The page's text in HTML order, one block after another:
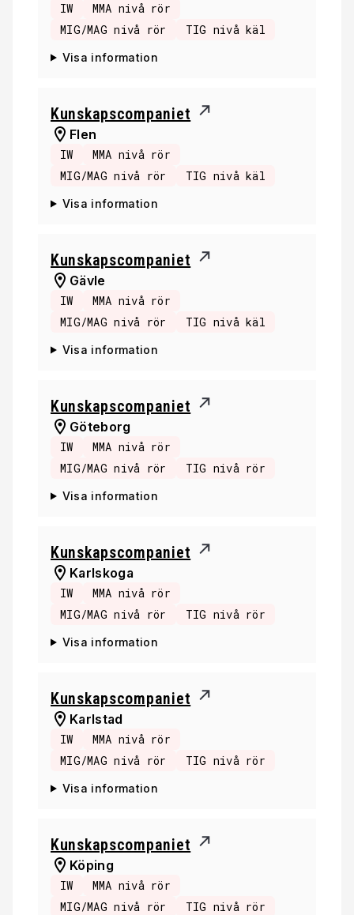
IW
MMA nivå rör
MIG/MAG nivå rör
TIG nivå käl
Visa information
Kunskapscompaniet
Flen
IW
MMA nivå rör
MIG/MAG nivå rör
TIG nivå käl
Visa information
Kunskapscompaniet
Gävle
IW
MMA nivå rör
MIG/MAG nivå rör
TIG nivå käl
Visa information
Kunskapscompaniet
Göteborg
IW
MMA nivå rör
MIG/MAG nivå rör
TIG nivå rör
Visa information
Kunskapscompaniet
Karlskoga
IW
MMA nivå rör
MIG/MAG nivå rör
TIG nivå rör
Visa information
Kunskapscompaniet
Karlstad
IW
MMA nivå rör
MIG/MAG nivå rör
TIG nivå rör
Visa information
Kunskapscompaniet
Köping
IW
MMA nivå rör
MIG/MAG nivå rör
TIG nivå rör